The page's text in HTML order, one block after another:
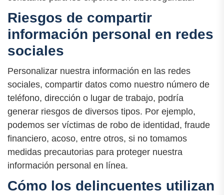
Riesgos de compartir
información personal en redes
sociales
Personalizar nuestra información en las redes
sociales, compartir datos como nuestro número de
teléfono, dirección o lugar de trabajo, podría
generar riesgos de diversos tipos. Por ejemplo,
podemos ser víctimas de robo de identidad, fraude
financiero, acoso, entre otros, si no tomamos
medidas precautorias para proteger nuestra
información personal en línea.
Cómo los delincuentes utilizan